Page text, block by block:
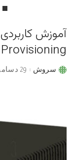
Provisioning در سرور HP
Postedسروش 29 دسامبر، 2025